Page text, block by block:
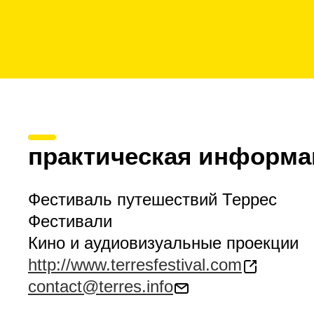
практическая
Фестиваль путешествий Террес
Фестивали
Кино и аудиовизуальные проекции
http://www.terresfestival.com
contact@terres.info